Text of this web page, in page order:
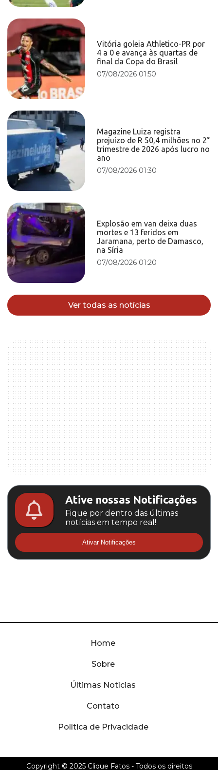
Vitória goleia Athletico-PR por
4 a 0 e avança às quartas de
final da Copa do Brasil
07/08/2026 01:50
Magazine Luiza registra
prejuízo de R 50,4 milhões no 2°
trimestre de 2026 após lucro no
ano
07/08/2026 01:30
Explosão em van deixa duas
mortes e 13 feridos em
Jaramana, perto de Damasco,
na Síria
07/08/2026 01:20
Ver todas as notícias
Ative nossas Notificações
Fique por dentro das últimas
notícias em tempo real!
Ativar Notificações
Home
Sobre
Últimas Notícias
Contato
Política de Privacidade
Copyright © 2025 Clique Fatos- Todos os direitos